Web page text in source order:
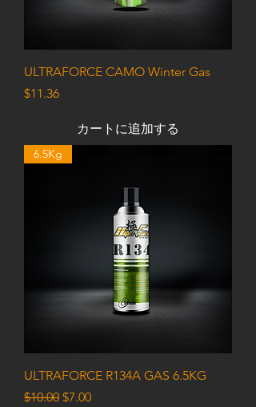
ULTRAFORCE CAMO Winter Gas
価格
$11.36
カートに追加する
6.5Kg
ULTRAFORCE R134A GAS 6.5KG
通常価格
$10.00 セール価格
$7.00